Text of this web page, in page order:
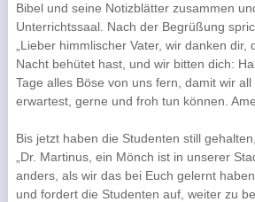
Bibel und seine Notizblätter zusammen
Unterrichtssaal. Nach der Begrüßung
„Lieber himmlischer Vater, wir danken dir,
Nacht behütet hast, und wir bitten dich:
Tage alles Böse von uns fern, damit wir
erwartest, gerne und froh tun können.
Bis jetzt haben die Studenten still
„Dr. Martinus, ein Mönch ist in unserer
anders, als wir das bei Euch gelernt
und fordert die Studenten auf, weiter zu